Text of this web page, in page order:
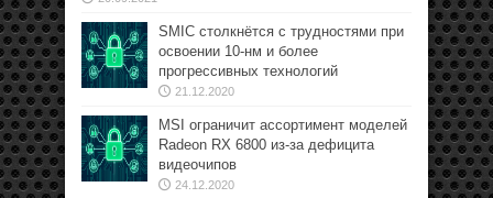
SMIC столкнётся с трудностями при
освоении 10-нм и более
прогрессивных технологий
21.12.2020
MSI ограничит ассортимент моделей
Radeon RX 6800 из-за дефицита
видеочипов
24.12.2020